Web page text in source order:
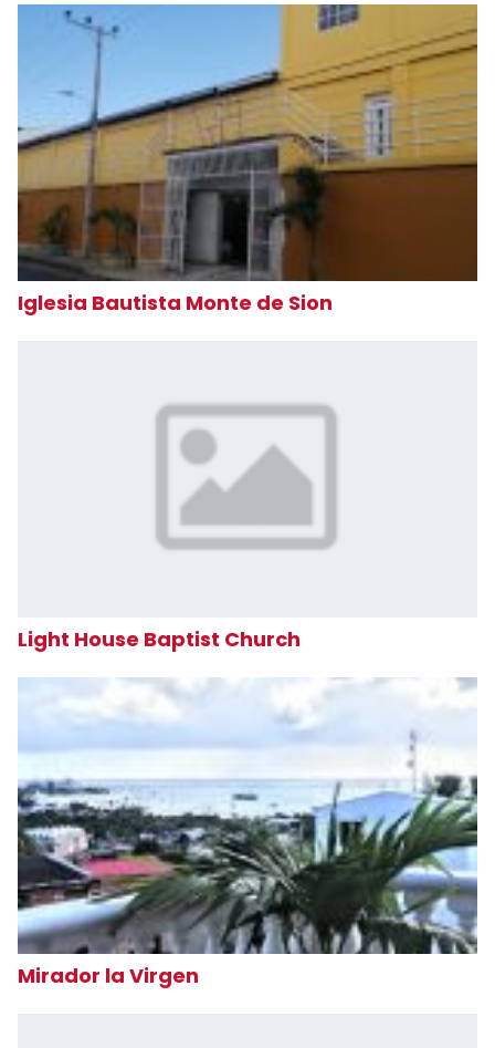
Iglesia Bautista Monte de Sion
Light House Baptist Church
Mirador la Virgen